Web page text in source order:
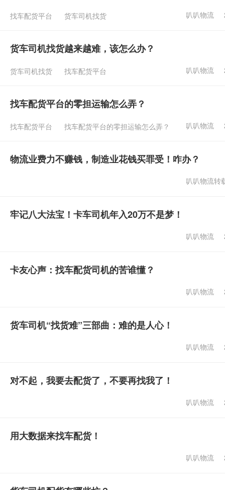
找车配货平台 货车司机找货 叭叭物流
货车司机找货越来越难，该怎么办？
货车司机找货 找车配货平台 叭叭物流
找车配货平台的零担运输怎么弄？
找车配货平台 找车配货平台的零担运输怎么弄？ 叭叭物流
物流业费力不赚钱，制造业花钱买罪受！咋办？
叭叭物流转
牢记八大法宝！卡车司机年入20万不是梦！
叭叭物流
卡友心声：找车配货司机的苦谁懂？
叭叭物流
货车司机“找货难”三部曲：难的是人心！
叭叭物流
对不起，我要去配货了，不要再找我了！
叭叭物流
用大数据来找车配货！
叭叭物流